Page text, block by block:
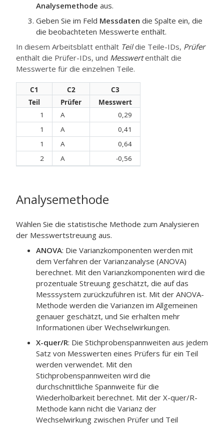
Analysemethode aus.
Geben Sie im Feld Messdaten die Spalte ein, die
die beobachteten Messwerte enthält.
In diesem Arbeitsblatt enthält Teildie Teile-IDs, Prüfer
enthält die Prüfer-IDs, und Messwertenthält die
Messwerte für die einzelnen Teile.
C1 C2
C3
Teil
Prüfer
Messwert
1
A
0,29
1
A
0,41
1
A
0,64
2
A -0,56
Analysemethode
Wählen Sie die statistische Methode zum Analysieren
der Messwertstreuung aus.
ANOVA: Die Varianzkomponenten werden mit
dem Verfahren der Varianzanalyse (ANOVA)
berechnet. Mit den Varianzkomponenten wird die
prozentuale Streuung geschätzt, die auf das
Messsystem zurückzuführen ist. Mit der ANOVA-
Methode werden die Varianzen im Allgemeinen
genauer geschätzt, und Sie erhalten mehr
Informationen über Wechselwirkungen.
X-quer/R: Die Stichprobenspannweiten aus jedem
Satz von Messwerten eines Prüfers für ein Teil
werden verwendet. Mit den
Stichprobenspannweiten wird die
durchschnittliche Spannweite für die
Wiederholbarkeit berechnet. Mit der X-quer/R-
Methode kann nicht die Varianz der
Wechselwirkung zwischen Prüfer und Teil